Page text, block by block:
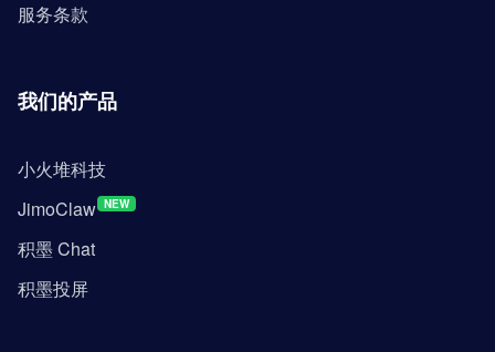
服务条款
我们的产品
小火堆科技
JimoClaw NEW
积墨 Chat
积墨投屏